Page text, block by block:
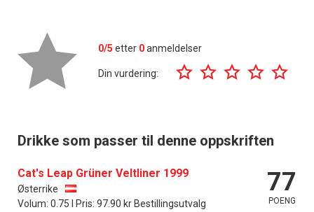
0/5 etter 0anmeldelser
Din vurdering:
Drikke som passer til denne oppskriften
Cat's Leap Grüner Veltliner 1999
Østerrike
Volum: 0.75 l Pris: 97.90 kr Bestillingsutvalg
77
POENG